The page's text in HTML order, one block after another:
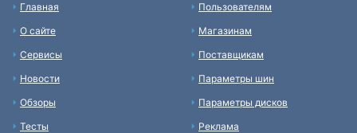
Главная
О сайте
Сервисы
Новости
Обзоры
Тесты
Пользователям
Магазинам
Поставщикам
Параметры шин
Параметры дисков
Реклама